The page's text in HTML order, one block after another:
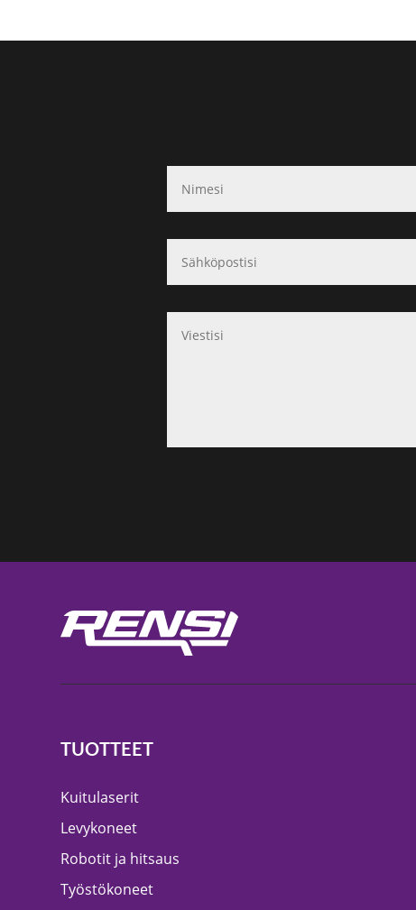
TUOTTEET
Kuitulaserit
Levykoneet
Robotit ja hitsaus
Työstökoneet